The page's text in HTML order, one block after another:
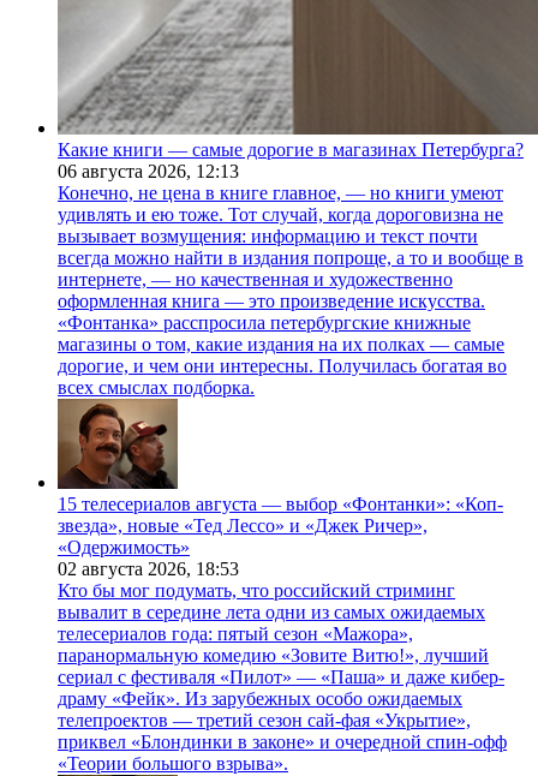
Какие книги — самые дорогие в магазинах Петербурга?
06 августа 2026, 12:13
Конечно, не цена в книге главное, — но книги умеют
удивлять и ею тоже. Тот случай, когда дороговизна не
вызывает возмущения: информацию и текст почти
всегда можно найти в издания попроще, а то и вообще в
интернете, — но качественная и художественно
оформленная книга — это произведение искусства.
«Фонтанка» расспросила петербургские книжные
магазины о том, какие издания на их полках — самые
дорогие, и чем они интересны. Получилась богатая во
всех смыслах подборка.
15 телесериалов августа — выбор «Фонтанки»: «Коп-
звезда», новые «Тед Лессо» и «Джек Ричер»,
«Одержимость»
02 августа 2026, 18:53
Кто бы мог подумать, что российский стриминг
вывалит в середине лета одни из самых ожидаемых
телесериалов года: пятый сезон «Мажора»,
паранормальную комедию «Зовите Витю!», лучший
сериал с фестиваля «Пилот» — «Паша» и даже кибер-
драму «Фейк». Из зарубежных особо ожидаемых
телепроектов — третий сезон сай-фая «Укрытие»,
приквел «Блондинки в законе» и очередной спин-офф
«Теории большого взрыва».